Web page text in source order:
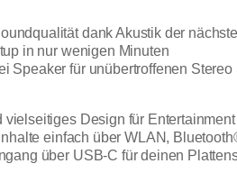
dank Akustik der
in nur wenigen Minuten
Speaker für unübertroffenen Stereo
vielseitiges Design für
einfach über WLAN,
über USB-C für deinen